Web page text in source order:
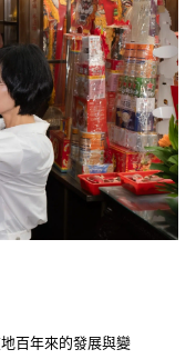
百年來的發展與變